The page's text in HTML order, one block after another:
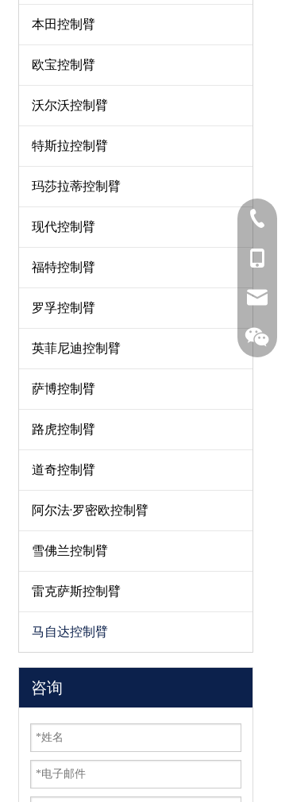
本田控制臂
欧宝控制臂
沃尔沃控制臂
特斯拉控制臂
玛莎拉蒂控制臂
现代控制臂
福特控制臂
罗孚控制臂
英菲尼迪控制臂
萨博控制臂
路虎控制臂
道奇控制臂
阿尔法·罗密欧控制臂
雪佛兰控制臂
雷克萨斯控制臂
马自达控制臂
咨询
0571-